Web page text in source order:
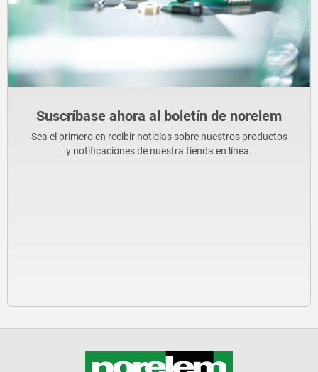
Suscríbase ahora al boletín de norelem
Sea el primero en recibir noticias sobre nuestros productos
y notificaciones de nuestra tienda en línea.